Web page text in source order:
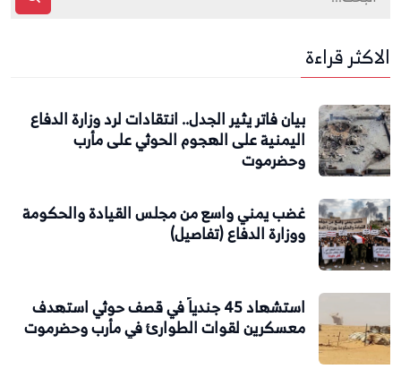
الاكثر قراءة
بيان فاتر يثير الجدل.. انتقادات لرد وزارة الدفاع
اليمنية على الهجوم الحوثي على مأرب
وحضرموت
غضب يمني واسع من مجلس القيادة والحكومة
ووزارة الدفاع (تفاصيل)
استشهاد 45 جندياً في قصف حوثي استهدف
معسكرين لقوات الطوارئ في مأرب وحضرموت